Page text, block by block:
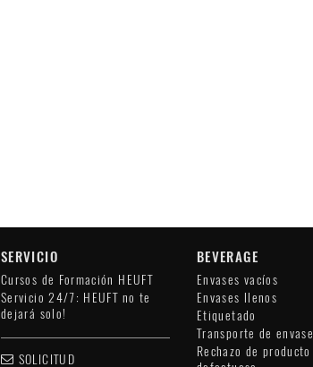
SERVICIO
Cursos de Formación HEUFT
Servicio 24/7: HEUFT no te
dejará solo!
SOLICITUD
BEVERAGE
Envases vacíos
Envases llenos
Etiquetado
Transporte de envase
Rechazo de producto